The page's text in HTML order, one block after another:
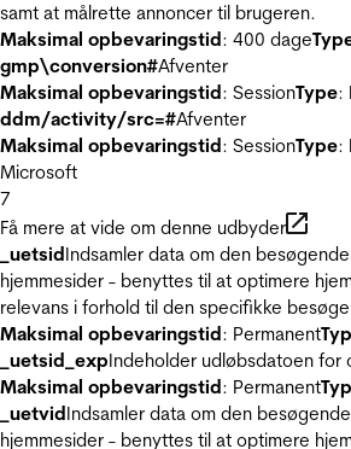
samt at målrette annoncer til brugeren.
Maksimal opbevaringstid: 400 dage
gmp\conversion#Afventer
Maksimal opbevaringstid: SessionType:
ddm/activity/src=#Afventer
Maksimal opbevaringstid: SessionType:
Microsoft
7
Få mere at vide om denne udbyder
_uetsidIndsamler data om den
hjemmesider - benyttes til at optimere
relevans i forhold til den specifikke
Maksimal opbevaringstid: Permanent
_uetsid_expIndeholder udløbsdatoen for
Maksimal opbevaringstid: Permanent
_uetvidIndsamler data om den
hjemmesider - benyttes til at optimere